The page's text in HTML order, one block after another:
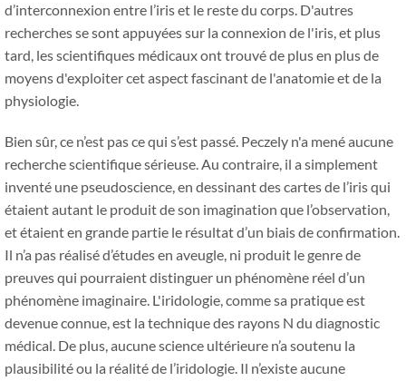
d’interconnexion entre l’iris et le reste du corps. D'autres
recherches se sont appuyées sur la connexion de l'iris, et plus
tard, les scientifiques médicaux ont trouvé de plus en plus de
moyens d'exploiter cet aspect fascinant de l'anatomie et de la
physiologie.
Bien sûr, ce n’est pas ce qui s’est passé. Peczely n'a mené aucune
recherche scientifique sérieuse. Au contraire, il a simplement
inventé une pseudoscience, en dessinant des cartes de l’iris qui
étaient autant le produit de son imagination que l’observation,
et étaient en grande partie le résultat d’un biais de confirmation.
Il n’a pas réalisé d’études en aveugle, ni produit le genre de
preuves qui pourraient distinguer un phénomène réel d’un
phénomène imaginaire. L'iridologie, comme sa pratique est
devenue connue, est la technique des rayons N du diagnostic
médical. De plus, aucune science ultérieure n’a soutenu la
plausibilité ou la réalité de l’iridologie. Il n’existe aucune